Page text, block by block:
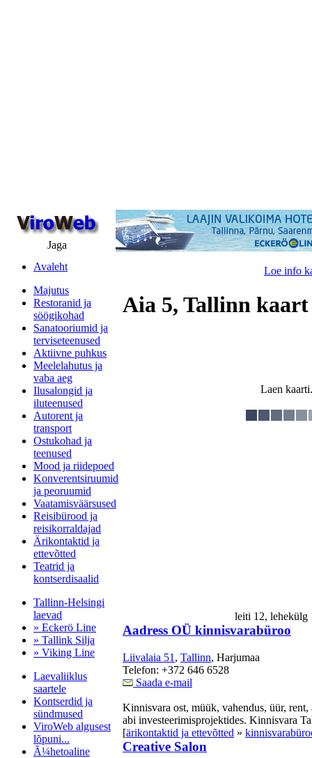
Jaga
Avaleht
Majutus
Restoranid ja
söögikohad
Sanatooriumid ja
terviseteenused
Aktiivne puhkus
Meelelahutus ja
vaba aeg
Ilusalongid ja
iluteenused
Autorent ja
transport
Ostukohad ja
teenused
Mood ja riidepoed
Konverentsiruumid
ja peoruumid
Vaatamisväärsused
Reisibürood ja
reisikorraldajad
Ärikontaktid ja
ettevõtted
Teatrid ja
kontserdisaalid
Tallinn-Helsingi
laevad
» Eckerö Line
» Tallink Silja
» Viking Line
Laevaliiklus
saartele
Kontserdid ja
sündmused
ViroWeb algusest
lõpuni...
Ã¼hetoaline
Loe info
Aia 5, Tallinn kaart
Laen
leiti 12,
Aadress OÜ kinnisvarabüroo
Liivalaia 51 , Tallinn, Harjumaa
Telefon: +372 646 6528
Saada e-mail
Kinnisvara ost, müük, vahendus, üür,
abi investeerimisprojektides. Kinnisvara
[ärikontaktid ja ettevõtted »
Creative Salon